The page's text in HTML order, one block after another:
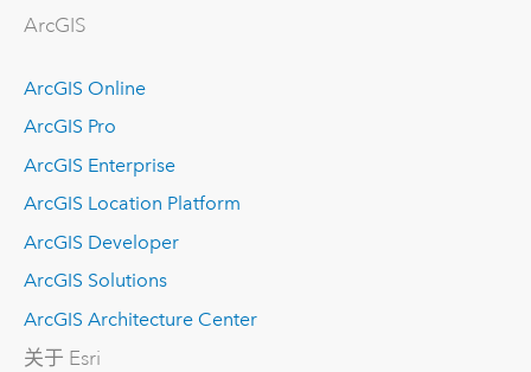
ArcGIS
ArcGIS Online
ArcGIS Pro
ArcGIS Enterprise
ArcGIS Location Platform
ArcGIS Developer
ArcGIS Solutions
ArcGIS Architecture Center
关于 Esri